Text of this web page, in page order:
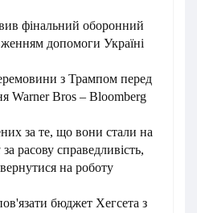
фінальний оборонний
допомоги Україні
з Трампом перед
Warner Bros – Bloomberg
за те, що вони стали на
расову справедливість,
на роботу
бюджет Хегсета з